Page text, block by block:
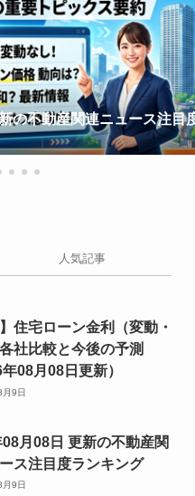
関連ニュース注目度ラン
人気記事
】住宅ローン金利（変動・
社比較と今後の予測
年08月08日更新）
9日
月08日 更新の不動産関
ス注目度ランキング
9日